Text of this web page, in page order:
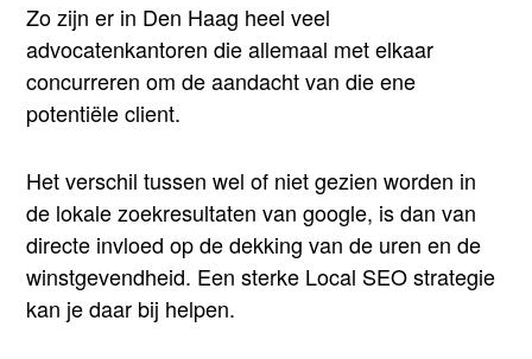
Zo zijn er in Den Haag heel veel
advocatenkantoren die allemaal met elkaar
concurreren om de aandacht van die ene
potentiële client.
Het verschil tussen wel of niet gezien worden in
de lokale zoekresultaten van google, is dan van
directe invloed op de dekking van de uren en de
winstgevendheid. Een sterke Local SEO strategie
kan je daar bij helpen.